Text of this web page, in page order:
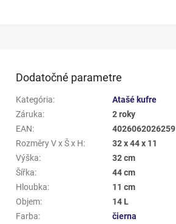
Dodatočné parametre
Kategória:
Atašé kufre
Záruka:
2 roky
EAN:
4026062026259
Rozměry V x Š x H:
32 x 44 x 11
Výška:
32 cm
Šířka:
44 cm
Hloubka:
11 cm
Objem:
14 L
Farba:
čierna